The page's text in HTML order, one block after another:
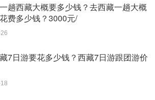
趟西藏大概要多少钱？去西藏一趟大概
费多少钱？3000元/
7日游要花多少钱？西藏7日游跟团游价